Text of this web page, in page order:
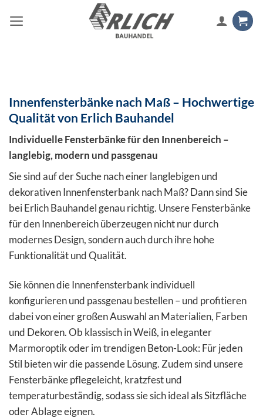
Inhalt
Innenfensterbänke nach Maß – Hochwertige
Qualität von Erlich Bauhandel
Individuelle Fensterbänke für den Innenbereich –
langlebig, modern und passgenau
Sie sind auf der Suche nach einer langlebigen und
dekorativen Innenfensterbank nach Maß? Dann sind Sie
bei Erlich Bauhandel genau richtig. Unsere Fensterbänke
für den Innenbereich überzeugen nicht nur durch
modernes Design, sondern auch durch ihre hohe
Funktionalität und Qualität.
Sie können die Innenfensterbank individuell
konfigurieren und passgenau bestellen – und profitieren
dabei von einer großen Auswahl an Materialien, Farben
und Dekoren. Ob klassisch in Weiß, in eleganter
Marmoroptik oder im trendigen Beton-Look: Für jeden
Stil bieten wir die passende Lösung. Zudem sind unsere
Fensterbänke pflegeleicht, kratzfest und
temperaturbeständig, sodass sie sich ideal als Sitzfläche
oder Ablage eignen.